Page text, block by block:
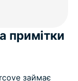
примітки
займає